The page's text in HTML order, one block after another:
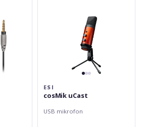
ESI
cosMik uCast
USB mikrofon